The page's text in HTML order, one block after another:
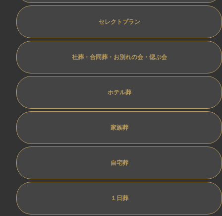
セレクトプラン
社葬・合同葬・お別れの会・偲ぶ会
ホテル葬
家族葬
自宅葬
１日葬